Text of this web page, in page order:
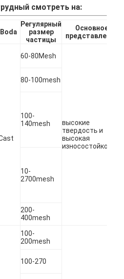
брызг
окиси
смотреть на:
Регулярный
размер
частицы
Основное
представление
60-80Mesh
высокие
твердость и
высокая
износостойкость.
80-100mesh
100-
140mesh
10-
2700mesh
200-
400mesh
100-
200mesh
100-270